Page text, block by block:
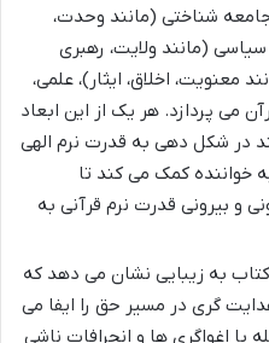
شناختی (مانند وحدت،
(مانند ولایت، رهبری
معنویت، اخلاق، ایثار)، علمی،
می پردازد. هر یک از این ابعاد
در شکل دهی به قدرت نرم الهی
کمک می کند تا
و بیرونی قدرت نرم قرآنی به
کتاب به زیبایی نشان می دهد که
گری در مسیر حق را ایفا می
با اغواگری ها و انحرافات ناشی